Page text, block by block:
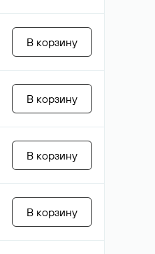
В корзину
В корзину
В корзину
В корзину